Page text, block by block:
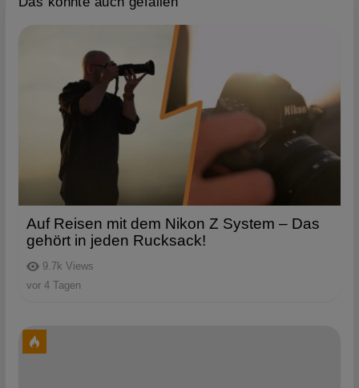
9.7k Views
Auf Reisen mit dem Nikon Z System – Das
gehört in jeden Rucksack!
vor 4 Tagen